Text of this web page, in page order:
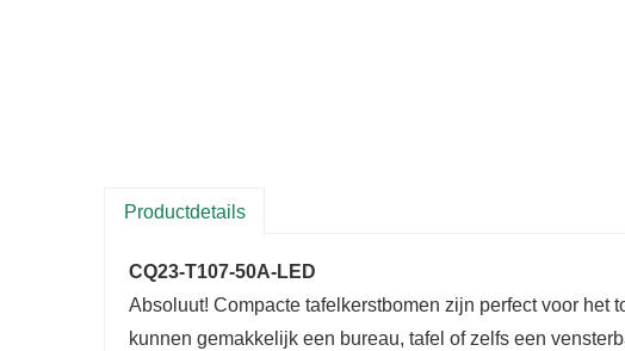
Productdetails
CQ23-T107-50A-LED
Absoluut! Compacte tafelkerstbomen zijn perfect voor
kunnen gemakkelijk een bureau, tafel of zelfs een